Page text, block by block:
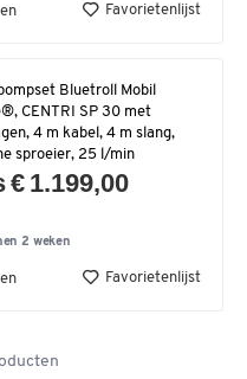
Favorietenlijst
Bluetroll Mobil
CENTRI SP 30 met
4 m kabel, 4 m slang,
sproeier, 25 l/min
€ 1.199,00
2 weken
Favorietenlijst